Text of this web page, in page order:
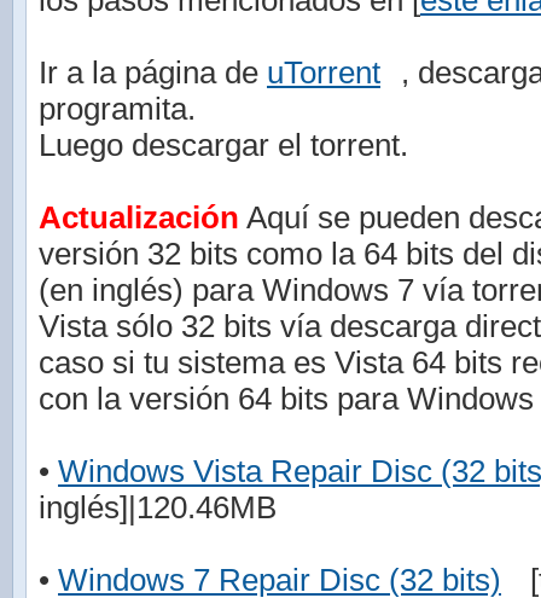
Ir a la página de uTorrent
,
programita.
Luego descargar el torrent.
Actualización Aquí se pueden
versión 32 bits como la 64 bits del
(en inglés) para Windows 7 vía
Vista sólo 32 bits vía descarga
caso si tu sistema es Vista 64 bits
con la versión 64 bits para Windows
• Windows Vista Repair Disc (32
inglés]|120.46MB
• Windows 7 Repair Disc (32 bits)